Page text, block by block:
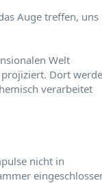
Auge treffen, uns
Welt
Dort
verarbeitet
nicht in